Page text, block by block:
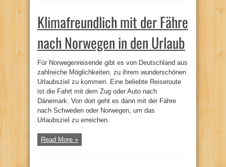
Klimafreundlich mit der Fähre
nach Norwegen in den Urlaub
Für Norwegenreisende gibt es von Deutschland aus
zahlreiche Möglichkeiten, zu ihrem wunderschönen
Urlaubsziel zu kommen. Eine beliebte Reiseroute
ist die Fahrt mit dem Zug oder Auto nach
Dänemark. Von dort geht es dann mit der Fähre
nach Schweden oder Norwegen, um das
Urlaubsziel zu erreichen.
Read More »